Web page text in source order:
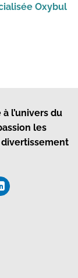
Oxybul
l’univers du
les